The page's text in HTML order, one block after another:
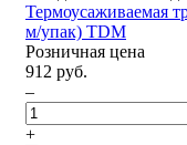
Термоусаживаемая
м/упак) TDM
Розничная цена
912 руб.
–
+